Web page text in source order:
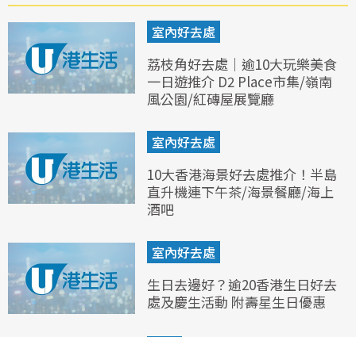
室內好去處
荔枝角好去處｜逾10大玩樂美食
一日遊推介 D2 Place市集/嶺南
風公園/紅磚屋展覽廳
室內好去處
10大香港海景好去處推介！半島
直升機連下午茶/海景餐廳/海上
酒吧
室內好去處
生日去邊好？逾20香港生日好去
處及慶生活動 附壽星生日優惠